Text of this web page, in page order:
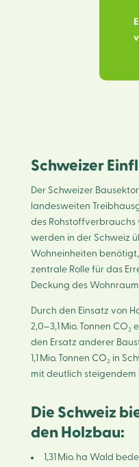
Schweizer
Der Schweizer
landesweiten
des Rohstoffverbrauchs
werden in der Schweiz
Wohneinheiten
zentrale Rolle für das
Deckung des
Durch den Einsatz von
2,0–3,1 Mio. Tonnen
den Ersatz anderer
1,1 Mio. Tonnen CO₂ in
mit deutlich steigendem
Die Schweiz
den Holzbau:
1,31 Mio. ha Wald